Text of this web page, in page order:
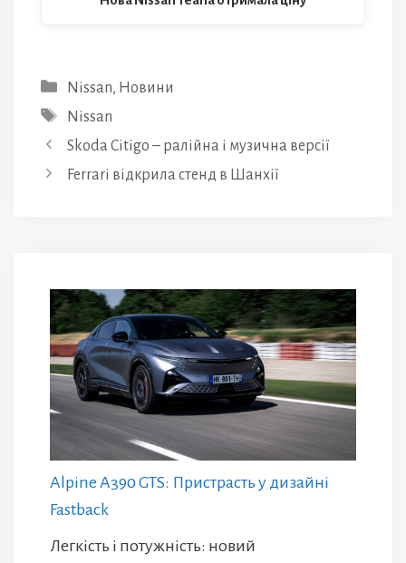
Категорії
Nissan, Новини
Позначки
Nissan
Skoda Citigo – ралійна і музична версії
Ferrari відкрила стенд в Шанхії
Alpine A390 GTS: Пристрасть у дизайні
Fastback
Легкість і потужність: новий